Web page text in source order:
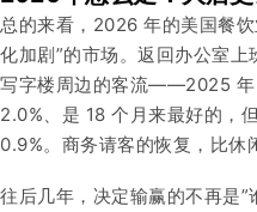
总的来看，2026 年的美国餐
化加剧”的市场。返回办公室
写字楼周边的客流——2025 年
2.0%、是 18 个月来最好的，
0.9%。商务请客的恢复，比休
往后几年，决定输赢的不再是”